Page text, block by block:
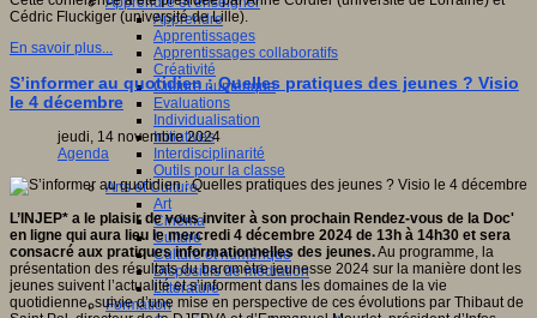
Apprendre
Apprentissages
Apprentissages collaboratifs
Créativité
Culture numérique
Evaluations
Individualisation
Initiatives
Interdisciplinarité
Outils pour la classe
Arts et Culture
Art
Cinéma
Culture
Culture et numérique
Dispositifs de médiation
Littérature
Formation
Cédric Fluckiger (université de Lille).
En savoir plus...
S’informer au quotidien : Quelles pratiques des jeunes ? Visio
le 4 décembre
jeudi, 14 novembre 2024
Agenda
L’INJEP* a le plaisir de vous inviter à son prochain Rendez-vous de la Doc'
en ligne qui aura lieu le mercredi 4 décembre 2024 de 13h à 14h30 et sera
consacré aux pratiques informationnelles des jeunes.Au programme, la
présentation des résultats du baromètre jeunesse 2024 sur la manière dont les
jeunes suivent l’actualité et s’informent dans les domaines de la vie
quotidienne, suivie d’une mise en perspective de ces évolutions par Thibaut de